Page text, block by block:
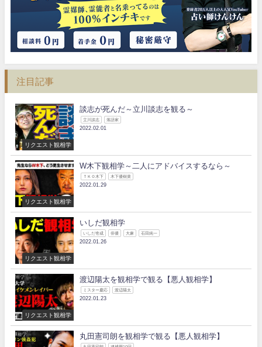
注目記事
リクエスト観相学
談志が死んだ～立川談志を観る～
立川談志 落語家
2022.02.01
リクエスト観相学
W木下観相学～二人にアドバイスするなら～
ＴＫＯ木下 木下優樹菜
2022.01.29
リクエスト観相学
いしだ観相学
いしだ壱成 俳優 大麻 石田純一
2022.01.26
リクエスト観相学
渡辺陽太を観相学で観る【悪人観相学】
ミスター慶応 渡辺陽太
2022.01.23
丸田憲司朗を観相学で観る【悪人観相学】